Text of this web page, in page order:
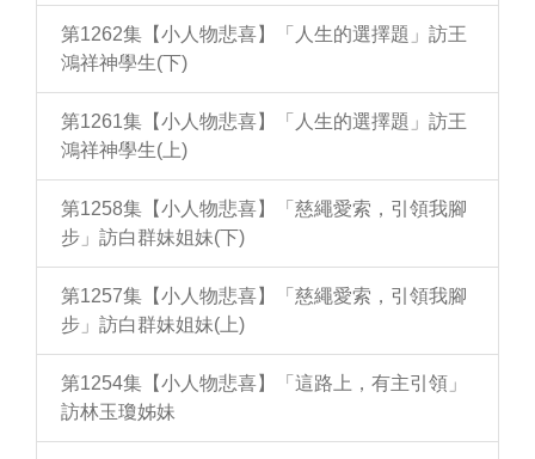
第1262集【小人物悲喜】「人生的選擇題」訪王
鴻祥神學生(下)
第1261集【小人物悲喜】「人生的選擇題」訪王
鴻祥神學生(上)
第1258集【小人物悲喜】「慈繩愛索，引領我腳
步」訪白群妹姐妹(下)
第1257集【小人物悲喜】「慈繩愛索，引領我腳
步」訪白群妹姐妹(上)
第1254集【小人物悲喜】「這路上，有主引領」
訪林玉瓊姊妹